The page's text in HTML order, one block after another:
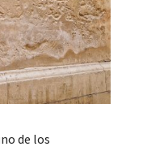
de los